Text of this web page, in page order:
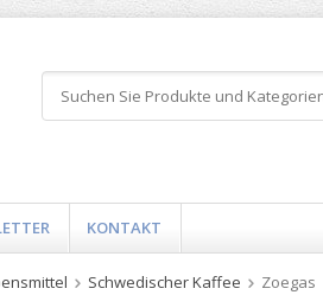
KONTAKT
Schwedischer Kaffee Zoegas